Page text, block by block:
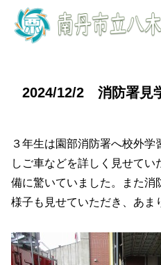
2024/12/2 消防署見
３年生は園部消防署へ校外
しご車などを詳しく見せて
備に驚いていました。また消
様子も見せていただき、あま